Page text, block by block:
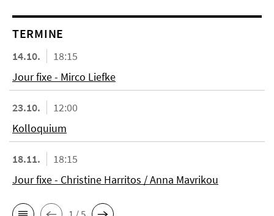
TERMINE
14.10.
18:15
Jour fixe - Mirco Liefke
23.10.
12:00
Kolloquium
18.11.
18:15
Jour fixe - Christine Harritos / Anna Mavrikou